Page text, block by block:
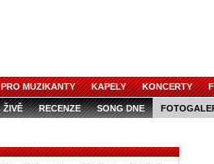
PRO MUZIKANTY KAPELY KONCERTY
ŽIVĚ RECENZE SONG DNE